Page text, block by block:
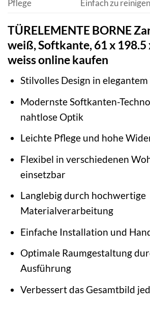
Pflege Einfach zu
TÜRELEMENTE BORNE
weiß, Softkante, 61 x 198.5
weiss online kaufen
Stilvolles Design in
Modernste Softkanten-
nahtlose Optik
Leichte Pflege und hohe
Flexibel in verschiedenen
einsetzbar
Langlebig durch hochwertige
Materialverarbeitung
Einfache Installation und
Optimale Raumgestaltung
Ausführung
Verbessert das Gesamtbild